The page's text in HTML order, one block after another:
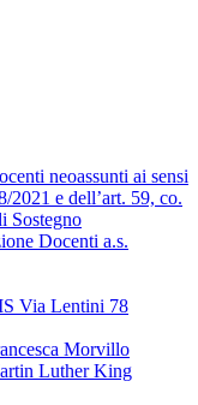
neoassunti ai sensi
2021 e dell’art. 59, co.
Sostegno
Docenti a.s.
Via Lentini 78
Morvillo
Luther King